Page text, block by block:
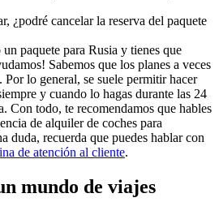
¿podré cancelar la reserva del paquete
paquete para Rusia y tienes que
Sabemos que los planes a veces
Por lo general, se suele permitir hacer
y cuando lo hagas durante las 24
Con todo, te recomendamos que hables
de alquiler de coches para
duda, recuerda que puedes hablar con
de atención al cliente.
mundo de viajes